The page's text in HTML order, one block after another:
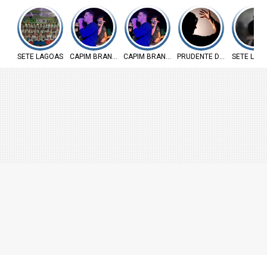
SETE LAGOAS CAPIM BRANCO CAPIM BRANCO PRUDENTE DE MORAIS
SETE